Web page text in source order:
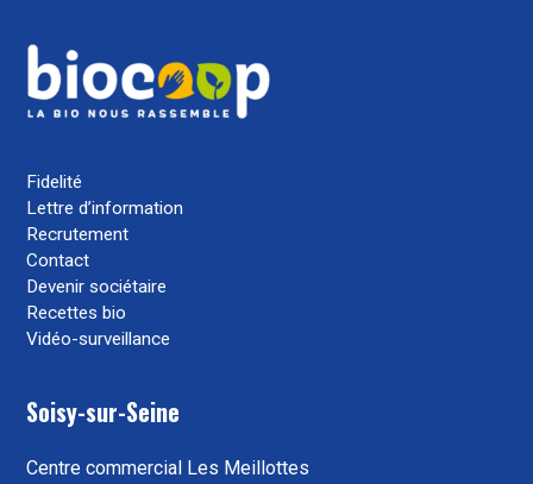
Fidelité
Lettre d’information
Recrutement
Contact
Devenir sociétaire
Recettes bio
Vidéo-surveillance
Soisy-sur-Seine
Centre commercial Les Meillottes